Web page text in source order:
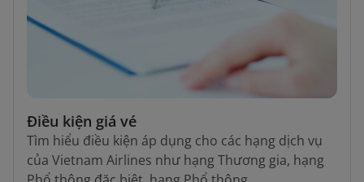
Điều kiện giá vé
Tìm hiểu điều kiện áp dụng cho các hạng dịch vụ
của Vietnam Airlines như hạng Thương gia, hạng